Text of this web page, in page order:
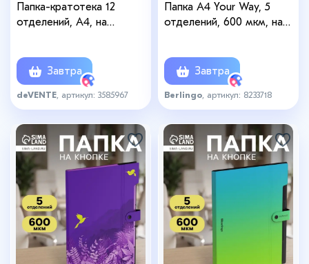
Папка-кратотека 12
отделений, А4, на
Завтра
deVENTE , артикул: 3585967
Папка А4 Your Way, 5
отделений, 600 мкм, на
Завтра
Berlingo , артикул: 8233718